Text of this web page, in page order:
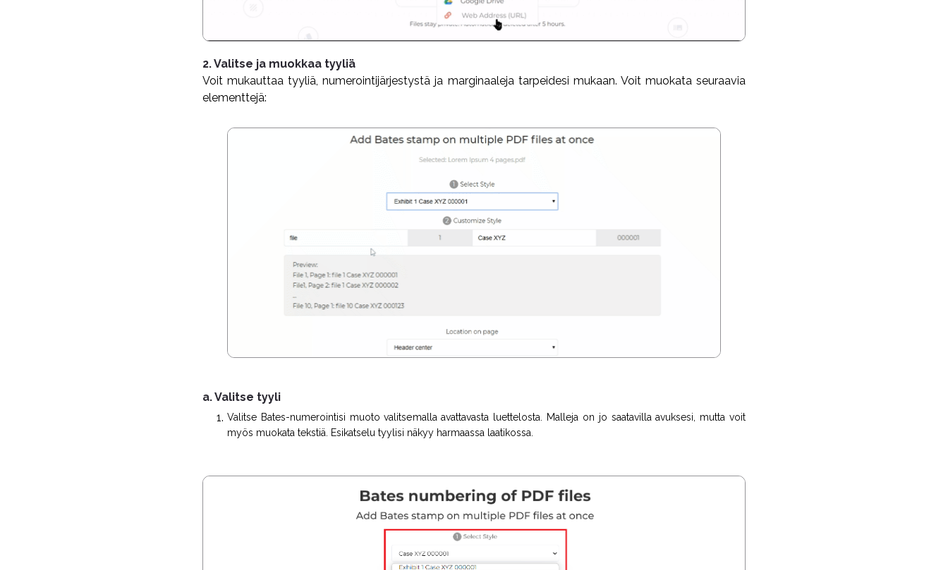
2. Valitse ja muokkaa tyyliä
Voit mukauttaa tyyliä, numerointijärjestystä ja marginaaleja tarpeidesi mukaan. Voit muokata seuraavia
elementtejä:
a. Valitse tyyli
Valitse Bates-numerointisi muoto valitsemalla avattavasta luettelosta. Malleja on jo saatavilla avuksesi, mutta voit
myös muokata tekstiä. Esikatselu tyylisi näkyy harmaassa laatikossa.